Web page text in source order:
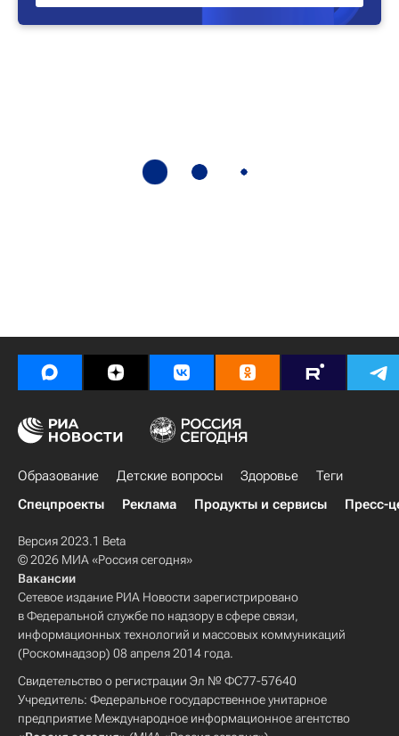
Образование Детские вопросы Здоровье
Теги
Спецпроекты
Реклама Продукты и сервисы Пресс-
Версия 2023.1 Beta
© 2026 МИА «Россия сегодня»
Вакансии
Сетевое издание РИА Новости зарегистрировано
в Федеральной службе по надзору в сфере связи,
информационных технологий и массовых коммуникаций
(Роскомнадзор) 08 апреля 2014 года.
Свидетельство о регистрации Эл № ФС77-57640
Учредитель: Федеральное государственное унитарное
предприятие Международное информационное агентство